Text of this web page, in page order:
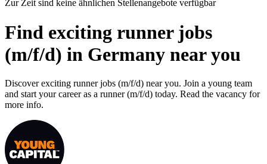
Zur Zeit sind keine ähnlichen Stellenangebote verfügbar
Find exciting runner jobs
(m/f/d) in Germany near you
Discover exciting runner jobs (m/f/d) near you. Join a young team
and start your career as a runner (m/f/d) today. Read the vacancy for
more info.